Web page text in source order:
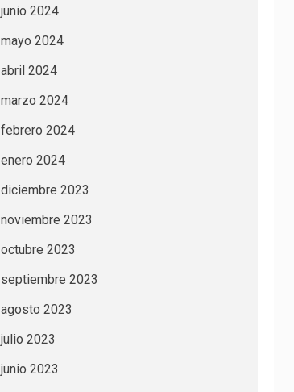
junio 2024
mayo 2024
abril 2024
marzo 2024
febrero 2024
enero 2024
diciembre 2023
noviembre 2023
octubre 2023
septiembre 2023
agosto 2023
julio 2023
junio 2023